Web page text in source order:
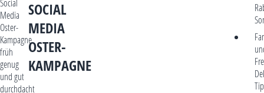
Social
Media
Oster-
Kampagne
früh
genug
und gut
durchdacht
SOCIAL
MEDIA
OSTER-
KAMPAGNE